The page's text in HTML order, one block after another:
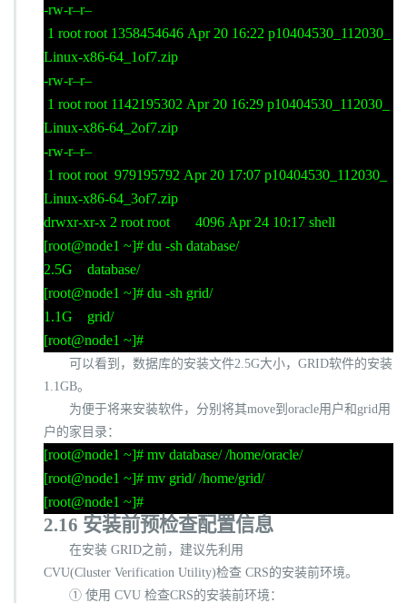
-rw-r–r–
1 root root 1358454646 Apr 20 16:22 p10404530_112030_
Linux-x86-64_1of7.zip
-rw-r–r–
1 root root 1142195302 Apr 20 16:29 p10404530_112030_
Linux-x86-64_2of7.zip
-rw-r–r–
1 root root 979195792 Apr 20 17:07 p10404530_112030_
Linux-x86-64_3of7.zip
drwxr-xr-x 2 root root 4096 Apr 24 10:17 shell
[root@node1 ~]# du -sh database/
2.5G database/
[root@node1 ~]# du -sh grid/
1.1G grid/
[root@node1 ~]#
可以看到，数据库的安装文件2.5G大小， GRID软件的安装
1.1GB。
为便于将来安装软件，分别将其move到 oracle用户和 grid用
户的家目录：
[root@node1 ~]# mv database/ /home/oracle/
[root@node1 ~]# mv grid/ /home/grid/
[root@node1 ~]#
2.16 安装前预检查配置信息
在安装 GRID之前，建议先利用
CVU(Cluster Verification Utility)检查 CRS的安装前环境。
① 使用 CVU 检查CRS的安装前环境：